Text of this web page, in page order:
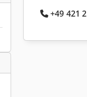
+49 421